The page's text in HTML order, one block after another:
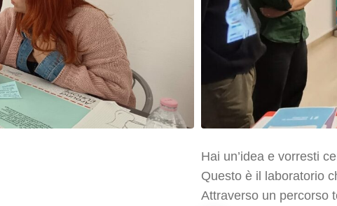
Hai un’idea e vorresti
Questo è il laboratorio
Attraverso un percorso